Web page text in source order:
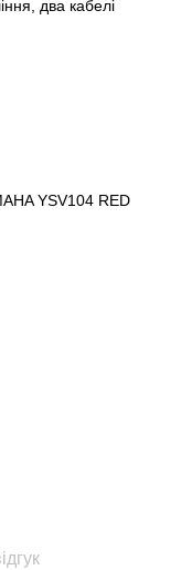
два кабелі
YSV104 RED